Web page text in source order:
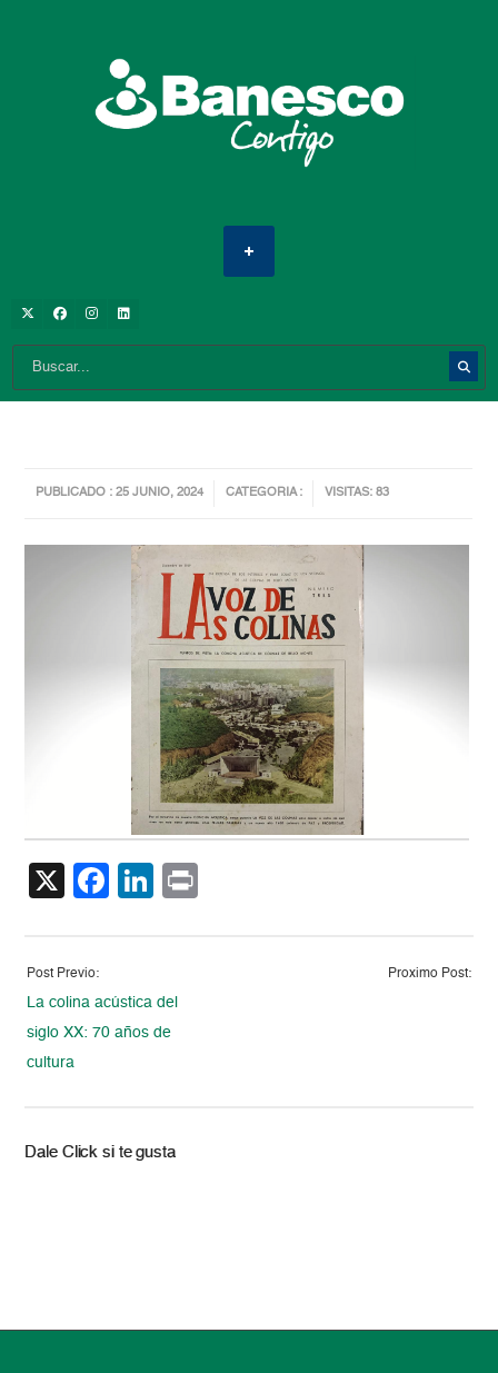
PUBLICADO : 25 JUNIO, 2024 CATEGORIA : VISITAS: 83
X Facebook
LinkedIn
Post Previo:
La colina acústica del
siglo XX: 70 años de
cultura
Proximo Post:
Dale Click si te gusta